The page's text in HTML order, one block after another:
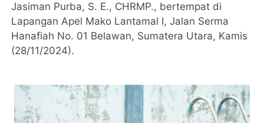
Jasiman Purba, S. E., CHRMP., bertempat di
Lapangan Apel Mako Lantamal I, Jalan Serma
Hanafiah No. 01 Belawan, Sumatera Utara, Kamis
(28/11/2024).